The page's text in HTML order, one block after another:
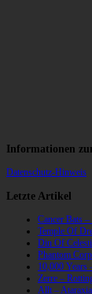
Informationen
Datenschutz-Hinweis
Letzte Artikel
Cancer Bats
Temple Of
Din Of
Phantom
10,000 Years
Zerre –
Allt – Ataraxia